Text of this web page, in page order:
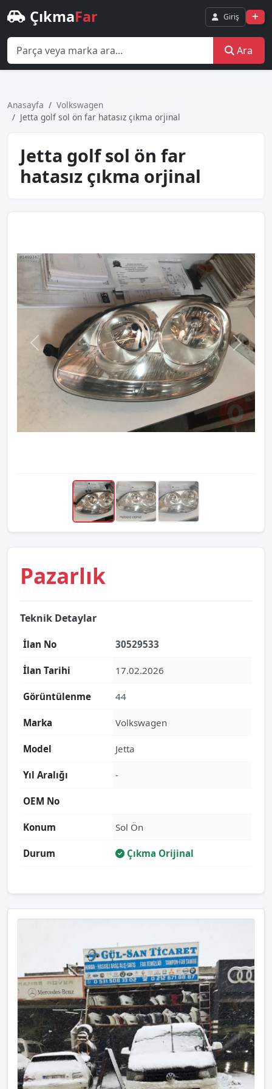
ÇıkmaFar Giriş
Ara
Anasayfa
Volkswagen
Jetta golf sol ön far hatasız çıkma orjinal
Jetta golf sol ön far
hatasız çıkma orjinal
Pazarlık
Teknik Detaylar
İlan No 30529533
İlan Tarihi 17.02.2026
Görüntülenme 44
Marka Volkswagen
Model Jetta
Yıl Aralığı -
OEM No
Konum Sol Ön
Durum Çıkma Orijinal